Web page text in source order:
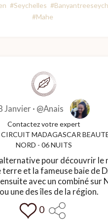
#Seychelles
#Mahe
Janvier · @Anais
Contactez votre expert
MADAGASCAR
NORD - 06 NUITS
pour découvrir le
terre et la fameuse baie de
avec un combiné sur
une des îles de la région.
0